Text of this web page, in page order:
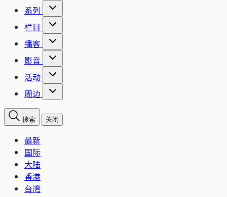
系列
栏目
播客
影音
活动
周边
搜索 关闭
最新
国际
大陆
香港
台湾